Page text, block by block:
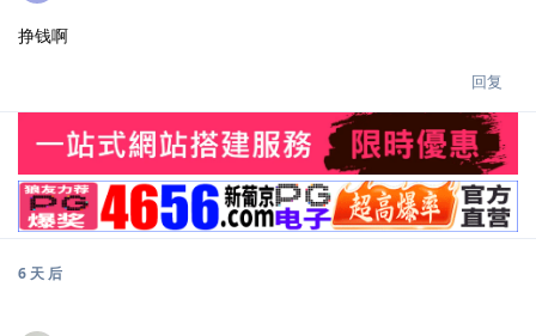
挣钱啊
回复
6 天 后